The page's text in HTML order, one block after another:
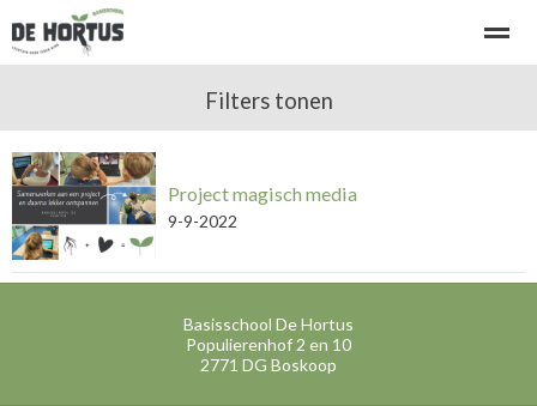
Welkom bij basisschool de Hortus Kennismaken - rondleiding
Home Bellen E-mail
Filters tonen
Project magisch media
9-9-2022
Basisschool De Hortus
Populierenhof 2 en 10
2771 DG Boskoop